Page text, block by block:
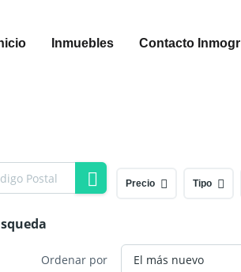
Inmuebles Contacto Inmogr
Precio Tipo
Ordenar por